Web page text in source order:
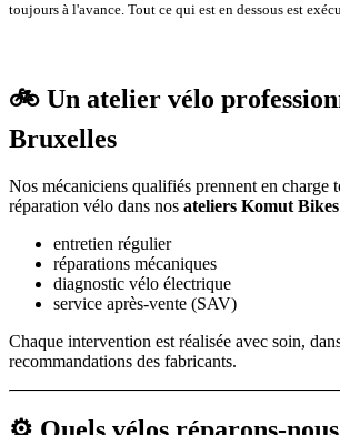
toujours à l'avance. Tout ce qui est en dessous est
🚲 Un atelier vélo
Bruxelles
Nos mécaniciens qualifiés prennent en charge
réparation vélo dans nos ateliers Komut
entretien régulier
réparations mécaniques
diagnostic vélo électrique
service après-vente (SAV)
Chaque intervention est réalisée avec soin,
recommandations des fabricants.